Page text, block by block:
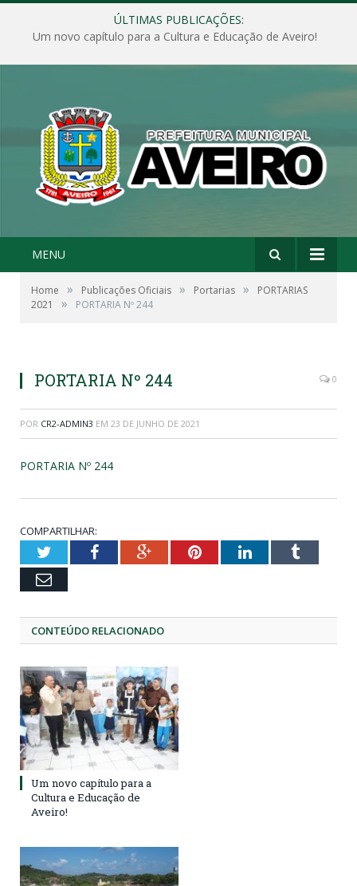
ÚLTIMAS PUBLICAÇÕES:
Um novo capítulo para a Cultura e Educação de Aveiro!
MENU
Home » Publicações Oficiais » Portarias »
PORTARIAS
2021
» PORTARIA Nº 244
PORTARIA Nº 244 0
POR CR2-ADMIN3 EM 23 DE JUNHO DE 2021
PORTARIA Nº 244
COMPARTILHAR:
TwitterFacebookGoogle+PinterestLinkedInTumblr
Email
CONTEÚDO RELACIONADO
Um novo capítulo para a
Cultura e Educação de
Aveiro!